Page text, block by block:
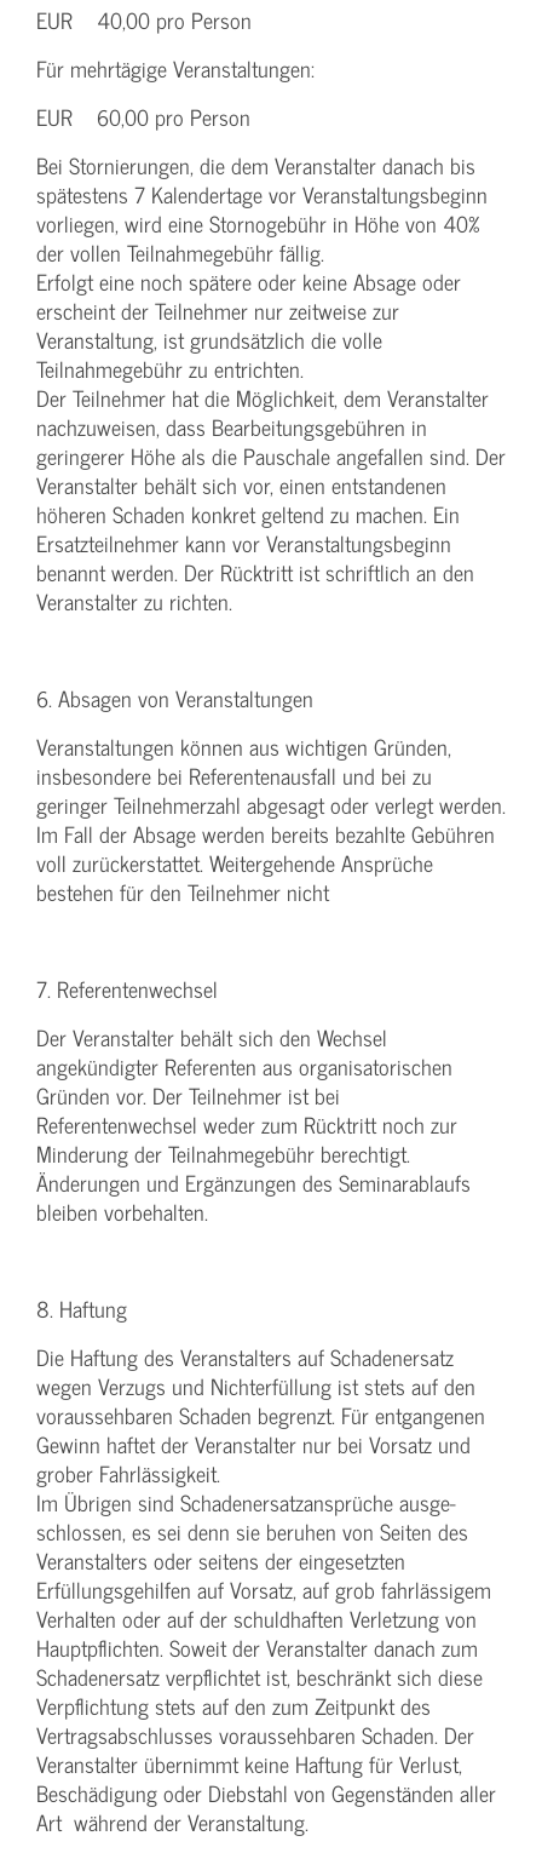
EUR 40,00 pro Person
Für mehrtägige Veranstaltungen:
EUR 60,00 pro Person
Bei Stornierungen, die dem Veranstalter danach bis
spätestens 7 Kalendertage vor Veranstaltungsbeginn
vorliegen, wird eine Stornogebühr in Höhe von 40%
der vollen Teilnahmegebühr fällig.
Erfolgt eine noch spätere oder keine Absage oder
erscheint der Teilnehmer nur zeitweise zur
Veranstaltung, ist grundsätzlich die volle
Teilnahmegebühr zu entrichten.
Der Teilnehmer hat die Möglichkeit, dem Veranstalter
nachzuweisen, dass Bearbeitungsgebühren in
geringerer Höhe als die Pauschale angefallen sind. Der
Veranstalter behält sich vor, einen entstandenen
höheren Schaden konkret geltend zu machen. Ein
Ersatzteilnehmer kann vor Veranstaltungsbeginn
benannt werden. Der Rücktritt ist schriftlich an den
Veranstalter zu richten.
6. Absagen von Veranstaltungen
Veranstaltungen können aus wichtigen Gründen,
insbesondere bei Referentenausfall und bei zu
geringer Teilnehmerzahl abgesagt oder verlegt werden.
Im Fall der Absage werden bereits bezahlte Gebühren
voll zurückerstattet. Weitergehende Ansprüche
bestehen für den Teilnehmer nicht
7. Referentenwechsel
Der Veranstalter behält sich den Wechsel
angekündigter Referenten aus organisatorischen
Gründen vor. Der Teilnehmer ist bei
Referentenwechsel weder zum Rücktritt noch zur
Minderung der Teilnahmegebühr berechtigt.
Änderungen und Ergänzungen des Seminarablaufs
bleiben vorbehalten.
8. Haftung
Die Haftung des Veranstalters auf Schadenersatz
wegen Verzugs und Nichterfüllung ist stets auf den
voraussehbaren Schaden begrenzt. Für entgangenen
Gewinn haftet der Veranstalter nur bei Vorsatz und
grober Fahrlässigkeit.
Im Übrigen sind Schadenersatzansprüche ausge-
schlossen, es sei denn sie beruhen von Seiten des
Veranstalters oder seitens der eingesetzten
Erfüllungsgehilfen auf Vorsatz, auf grob fahrlässigem
Verhalten oder auf der schuldhaften Verletzung von
Hauptpflichten. Soweit der Veranstalter danach zum
Schadenersatz verpflichtet ist, beschränkt sich diese
Verpflichtung stets auf den zum Zeitpunkt des
Vertragsabschlusses voraussehbaren Schaden. Der
Veranstalter übernimmt keine Haftung für Verlust,
Beschädigung oder Diebstahl von Gegenständen aller
Art während der Veranstaltung.